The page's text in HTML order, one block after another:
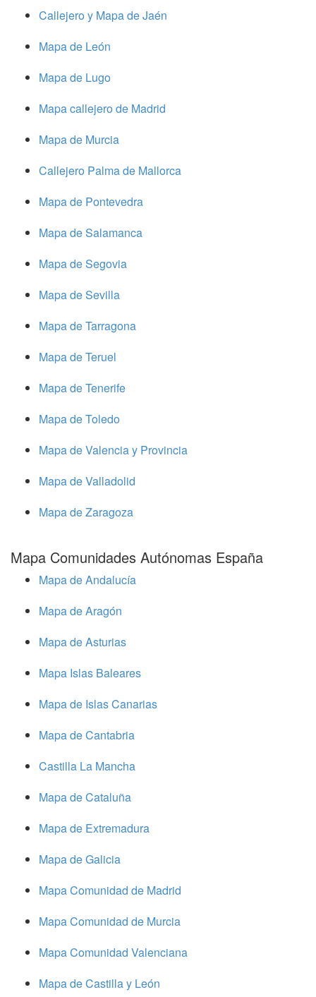
Callejero y Mapa de Jaén
Mapa de León
Mapa de Lugo
Mapa callejero de Madrid
Mapa de Murcia
Callejero Palma de Mallorca
Mapa de Pontevedra
Mapa de Salamanca
Mapa de Segovia
Mapa de Sevilla
Mapa de Tarragona
Mapa de Teruel
Mapa de Tenerife
Mapa de Toledo
Mapa de Valencia y Provincia
Mapa de Valladolid
Mapa de Zaragoza
Mapa Comunidades Autónomas España
Mapa de Andalucía
Mapa de Aragón
Mapa de Asturias
Mapa Islas Baleares
Mapa de Islas Canarias
Mapa de Cantabria
Castilla La Mancha
Mapa de Cataluña
Mapa de Extremadura
Mapa de Galicia
Mapa Comunidad de Madrid
Mapa Comunidad de Murcia
Mapa Comunidad Valenciana
Mapa de Castilla y León